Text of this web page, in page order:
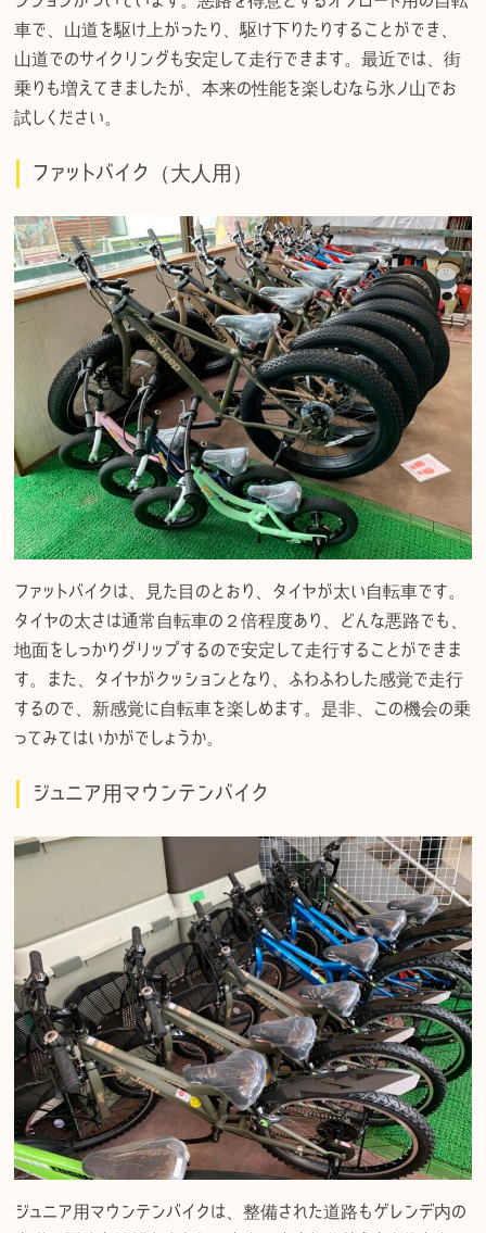
車で、山道を駆け上がったり、駆け下りたりすることができ、
山道でのサイクリングも安定して走行できます。最近では、街
乗りも増えてきましたが、本来の性能を楽しむなら氷ノ山でお
試しください。
ファットバイク（大人用）
ファットバイクは、見た目のとおり、タイヤが太い自転車です。
タイヤの太さは通常自転車の２倍程度あり、どんな悪路でも、
地面をしっかりグリップするので安定して走行することができま
す。また、タイヤがクッションとなり、ふわふわした感覚で走行
するので、新感覚に自転車を楽しめます。是非、この機会の乗
ってみてはいかがでしょうか。
ジュニア用マウンテンバイク
ジュニア用マウンテンバイクは、整備された道路もゲレンデ内の